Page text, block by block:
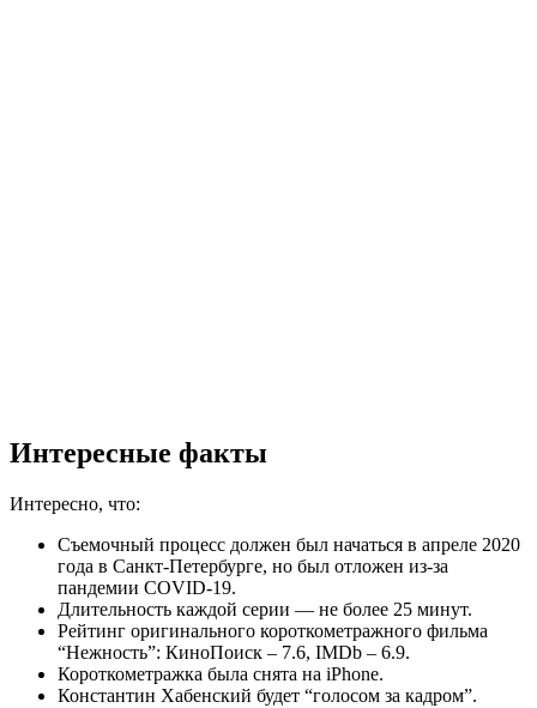
Интересные факты
Интересно, что:
Съемочный процесс должен был начаться в апреле 2020
года в Санкт-Петербурге, но был отложен из-за
пандемии COVID-19.
Длительность каждой серии — не более 25 минут.
Рейтинг оригинального короткометражного фильма
“Нежность”: КиноПоиск – 7.6, IMDb – 6.9.
Короткометражка была снята на iPhone.
Константин Хабенский будет “голосом за кадром”.